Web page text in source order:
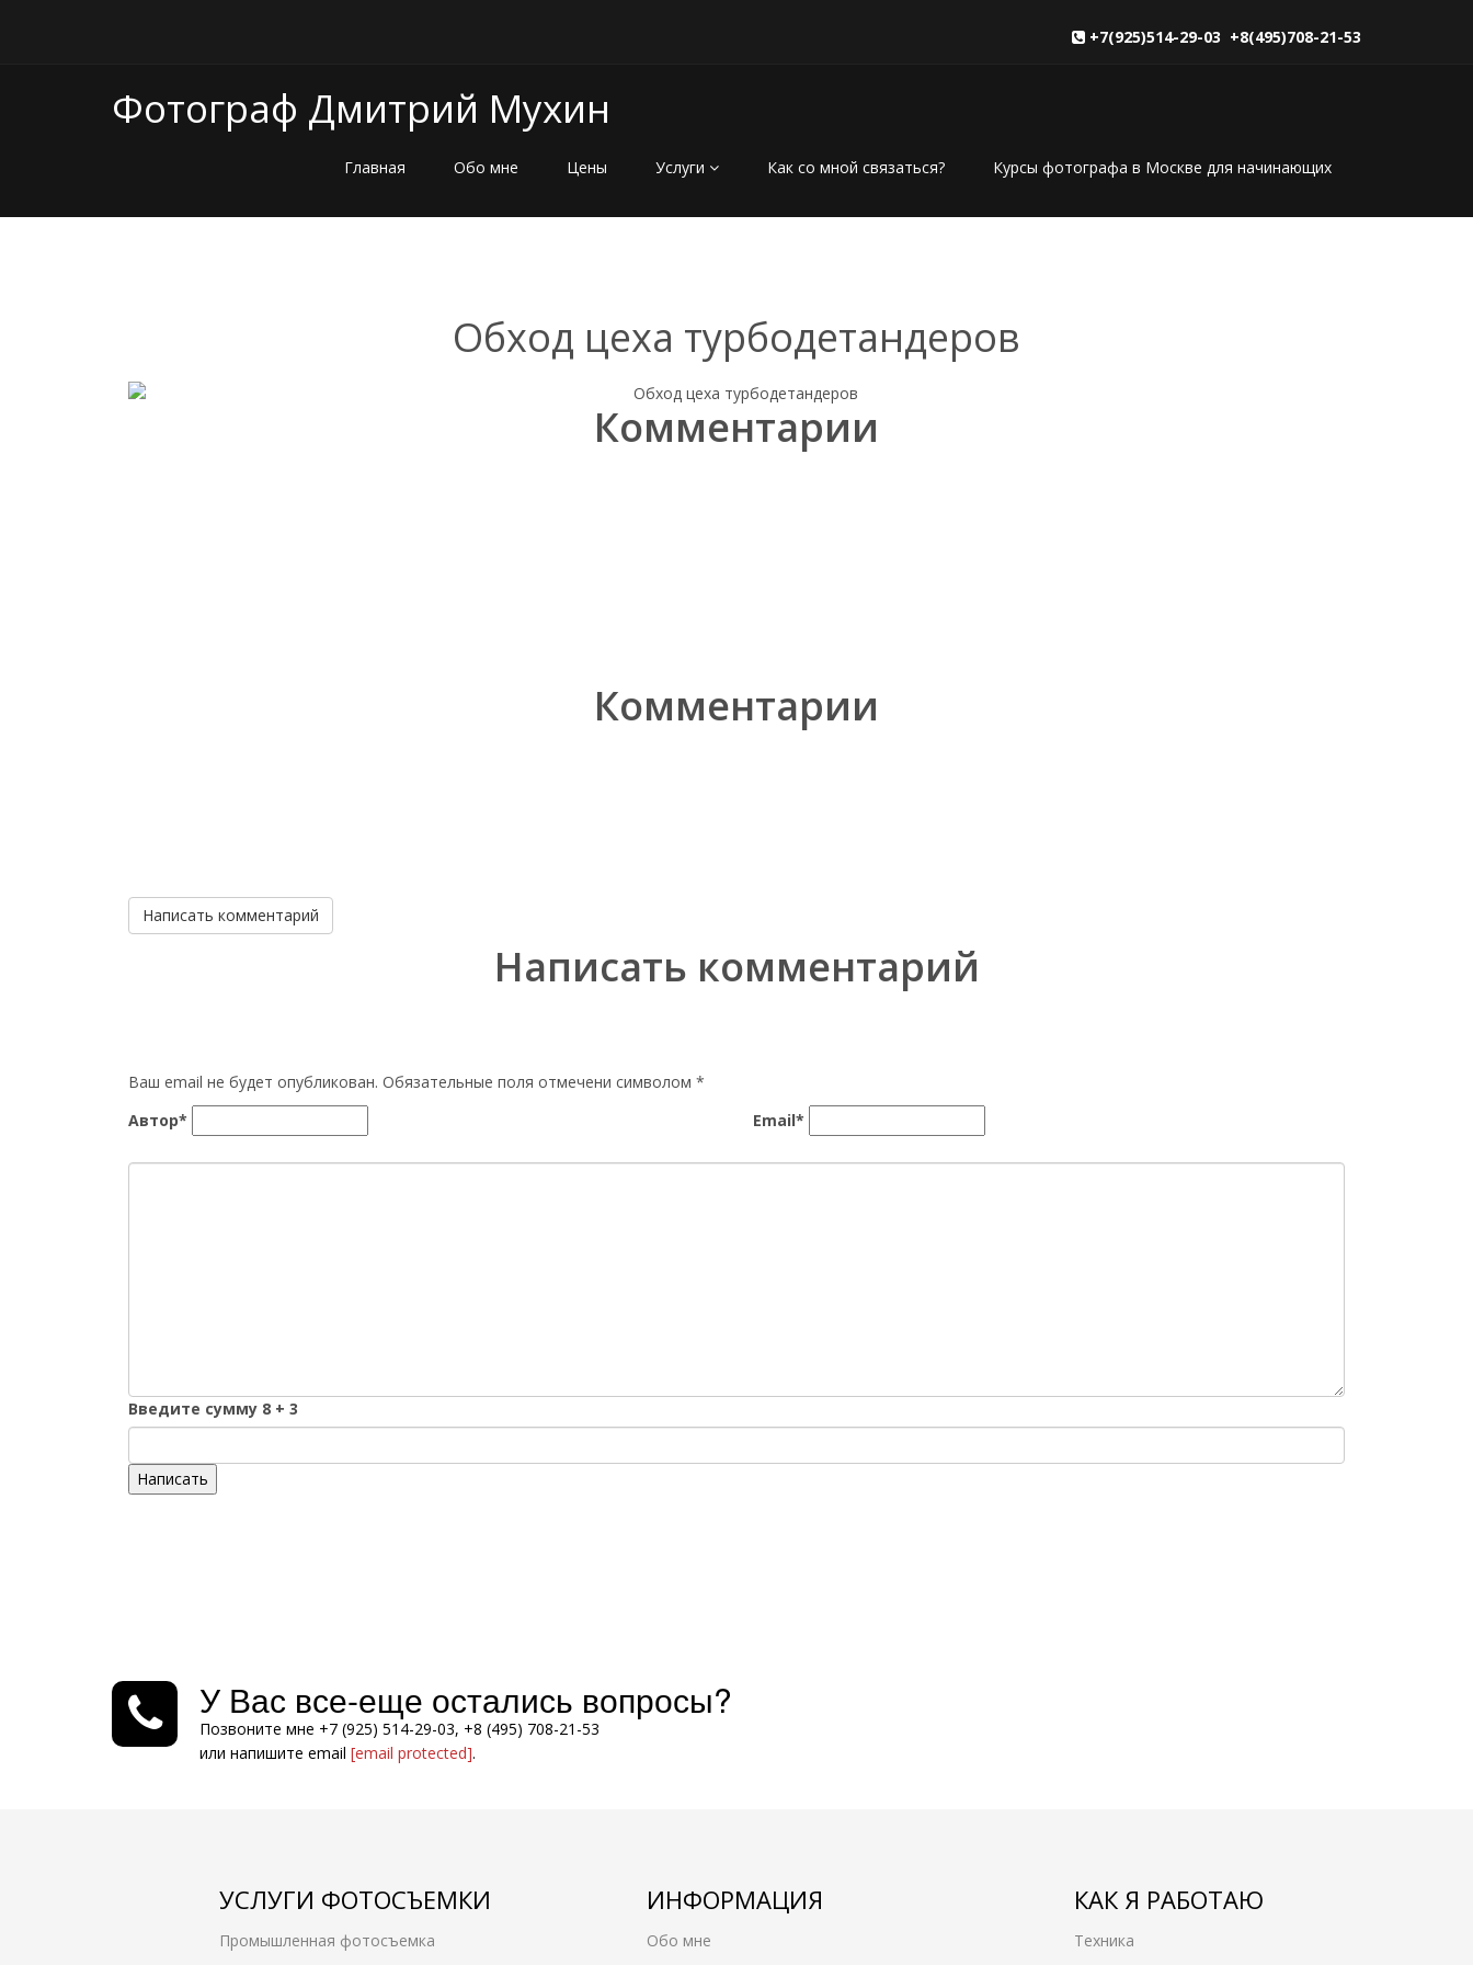
+7(925)514-29-03 +8(495)708-21-53
Фотограф Дмитрий Мухин
Главная Обо мне Цены Услуги Как со мной связаться? Курсы фотографа в Москве для начинающих
Обход цеха турбодетандеров
Комментарии
Комментарии
Написать комментарий
Написать комментарий
Ваш email не будет опубликован. Обязательные поля отмечени символом *
Автор*
Email*
Введите сумму 8 + 3
Написать
У Вас все-еще остались вопросы?
Позвоните мне +7 (925) 514-29-03, +8 (495) 708-21-53
или напишите email [email protected].
УСЛУГИ ФОТОСЪЕМКИ
Промышленная фотосъемка
ИНФОРМАЦИЯ
Обо мне
КАК Я РАБОТАЮ
Техника